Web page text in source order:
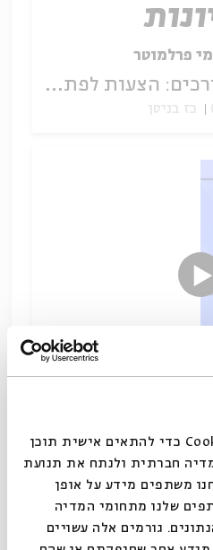
אנחנו משתמשים בקובצי Cookie כדי להתאים אישית תוכן
חברתית ולנתח את תנועת
משתפים מידע על אופן
שלנו מתחומי המדיה
גורמים אלה עשויים
פרלמוטר
אתגרי הקיום היהודי בזמן החדש
כז בניסן